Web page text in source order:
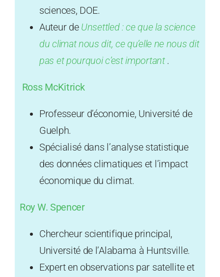
sciences, DOE.
Auteur de Unsettled : ce que la science
du climat nous dit, ce qu’elle ne nous dit
pas et pourquoi c’est important.
Ross McKitrick
Professeur d’économie, Université de
Guelph.
Spécialisé dans l’analyse statistique
des données climatiques et l’impact
économique du climat.
Roy W. Spencer
Chercheur scientifique principal,
Université de l’Alabama à Huntsville.
Expert en observations par satellite et